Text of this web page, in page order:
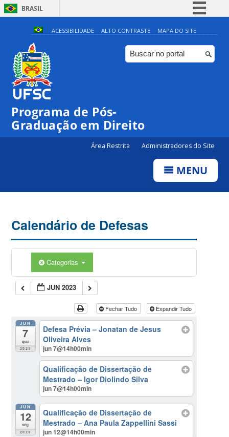
BRASIL
Simplifique!
Comunica BR
Participe
ACESSIBILIDADE ALTO CONTRASTE MAPA DO SITE
Programa de Pós-
Graduação em Direito
Área Restrita Administradores do Site
MENU
Calendário de Defesas
Categorias
JUN 2023
Fechar Tudo Expandir Tudo
JUN
7
qua
2023
Defesa Prévia – Jonatan de Jesus
Oliveira Alves
jun 7@14h00min
Qualificação de Dissertação de
Mestrado – Igor Diolindo Silva
jun 7@14h00min
JUN
12
seg
2023
Qualificação de Dissertação de
Mestrado – Ana Paula Zappellini Sassi
jun 12@14h00min